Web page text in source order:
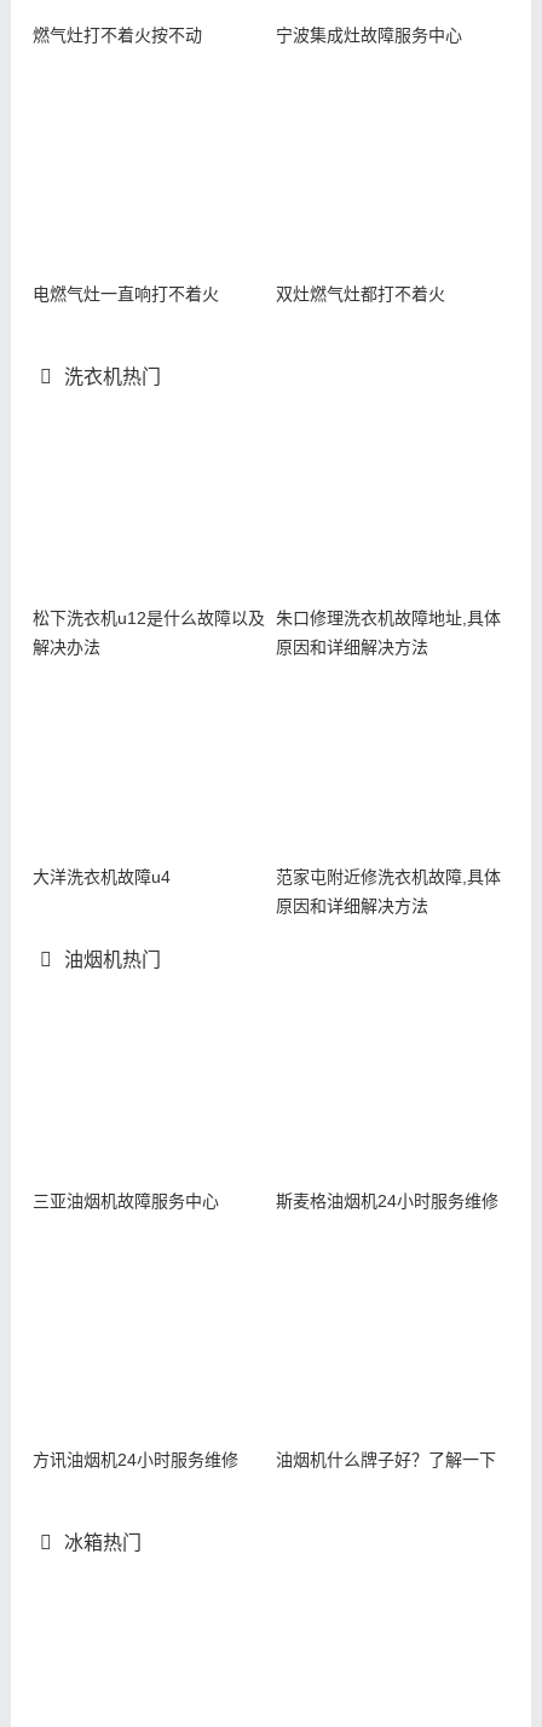
燃气灶打不着火按不动 宁波集成灶故障服务中心
电燃气灶一直响打不着火 双灶燃气灶都打不着火
洗衣机热门
松下洗衣机u12是什么故障以及
解决办法
朱口修理洗衣机故障地址,具体
原因和详细解决方法
大洋洗衣机故障u4
范家屯附近修洗衣机故障,具体
原因和详细解决方法
油烟机热门
三亚油烟机故障服务中心 斯麦格油烟机24小时服务维修
方讯油烟机24小时服务维修 油烟机什么牌子好？了解一下
冰箱热门